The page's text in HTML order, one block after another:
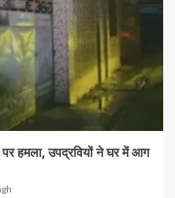
हमला, उपद्रवियों ने घर में आग